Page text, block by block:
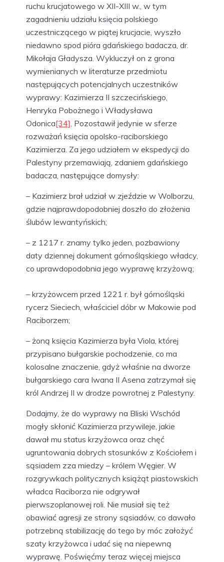
ruchu krucjatowego w XII-XIII w., w tym
zagadnieniu udziału księcia polskiego
uczestniczącego w piątej krucjacie, wyszło
niedawno spod pióra gdańskiego badacza, dr.
Mikołaja Gładysza. Wykluczył on z grona
wymienianych w literaturze przedmiotu
następujących potencjalnych uczestników
wyprawy: Kazimierza II szczecińskiego,
Henryka Pobożnego i Władysława
Odonica[34] . Pozostawił jedynie w sferze
rozważań księcia opolsko-raciborskiego
Kazimierza. Za jego udziałem w ekspedycji do
Palestyny przemawiają, zdaniem gdańskiego
badacza, następujące domysły:
– Kazimierz brał udział w zjeździe w Wolborzu,
gdzie najprawdopodobniej doszło do złożenia
ślubów lewantyńskich;
– z 1217 r. znamy tylko jeden, pozbawiony
daty dziennej dokument górnośląskiego władcy,
co uprawdopodobnia jego wyprawę krzyżową;
– krzyżowcem przed 1221 r. był górnośląski
rycerz Sieciech, właściciel dóbr w Makowie pod
Raciborzem;
– żoną księcia Kazimierza była Viola, której
przypisano bułgarskie pochodzenie, co ma
kolosalne znaczenie, gdyż właśnie na dworze
bułgarskiego cara Iwana II Asena zatrzymał się
król Andrzej II w drodze powrotnej z Palestyny.
Dodajmy, że do wyprawy na Bliski Wschód
mogły skłonić Kazimierza przywileje, jakie
dawał mu status krzyżowca oraz chęć
ugruntowania dobrych stosunków z Kościołem i
sąsiadem zza miedzy – królem Węgier. W
rozgrywkach politycznych książąt piastowskich
władca Raciborza nie odgrywał
pierwszoplanowej roli. Nie musiał się też
obawiać agresji ze strony sąsiadów, co dawało
potrzebną stabilizację do tego by móc założyć
szaty krzyżowca i udać się na niepewną
wyprawę. Poświęćmy teraz więcej miejsca